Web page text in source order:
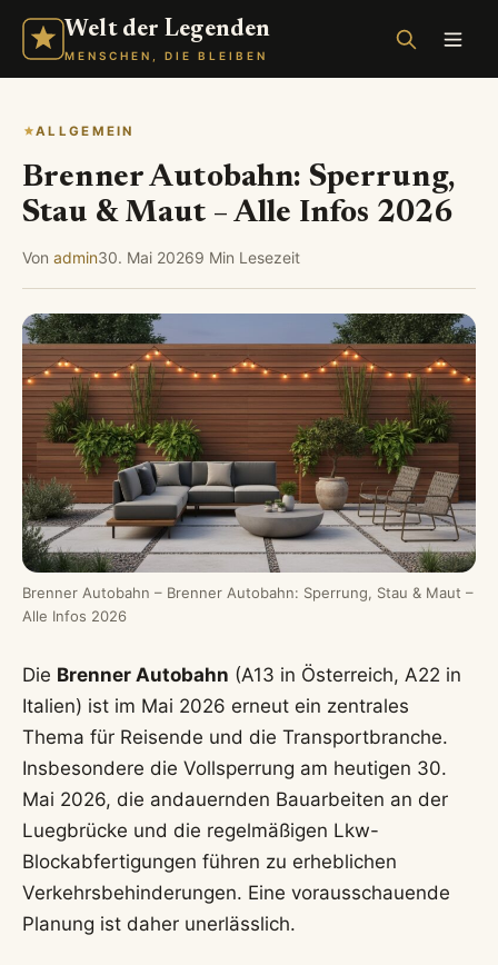
Welt der Legenden
MENSCHEN, DIE BLEIBEN
ALLGEMEIN
Brenner Autobahn: Sperrung,
Stau & Maut – Alle Infos 2026
Von admin30. Mai 20269 Min Lesezeit
Brenner Autobahn – Brenner Autobahn: Sperrung, Stau & Maut –
Alle Infos 2026
Die Brenner Autobahn (A13 in Österreich, A22 in
Italien) ist im Mai 2026 erneut ein zentrales
Thema für Reisende und die Transportbranche.
Insbesondere die Vollsperrung am heutigen 30.
Mai 2026, die andauernden Bauarbeiten an der
Luegbrücke und die regelmäßigen Lkw-
Blockabfertigungen führen zu erheblichen
Verkehrsbehinderungen. Eine vorausschauende
Planung ist daher unerlässlich.